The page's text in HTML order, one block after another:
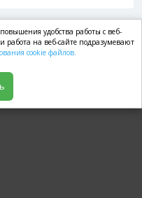
удобства работы с веб-
работа на веб-сайте подразумевают
cookie файлов.